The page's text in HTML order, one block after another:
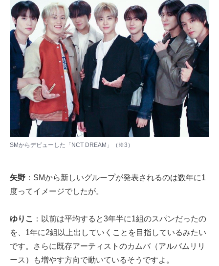
SMからデビューした「NCT DREAM」（ ※3 ）
矢野 ：SMから新しいグループが発表されるのは数年に1
度ってイメージでしたが。
ゆりこ
：以前は平均すると3年半に1組のスパンだったの
を、1年に2組以上出していくことを目指しているみたい
です。さらに既存アーティストのカムバ（アルバムリリ
ース）も増やす方向で動いているそうですよ。